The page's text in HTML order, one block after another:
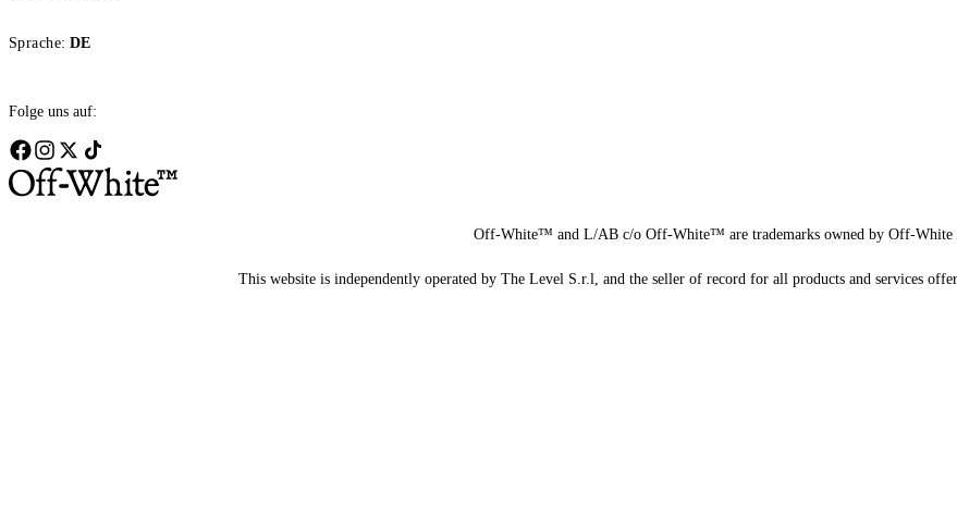
Sprache: DE
Folge uns auf:
Off-White™ and L/AB c/o Off-White™ are trademarks owned by Off-White
This website is independently operated by The Level S.r.l, and the seller of record for all products and services